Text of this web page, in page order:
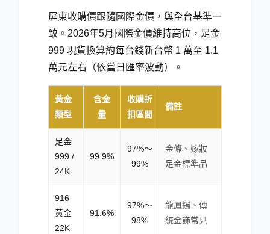
屏東收購價跟隨國際金價，與全台基準一
致。 2026年5月 國際金價維持高位，足金
999 現貨換算約每台錢新台幣 1 萬至 1.1
萬元左右（依當日匯率波動）。
黃金
類型
含金
量
收購折
扣區間
備註
足金
999 /
24K
99.9%
97%～
99%
金條、嫁妝
足金標準品
916
黃金
22K
91.6%
97%～
98%
龍鳳鐲、傳
統金飾常見